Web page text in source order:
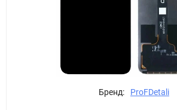
Бренд: ProFDetali